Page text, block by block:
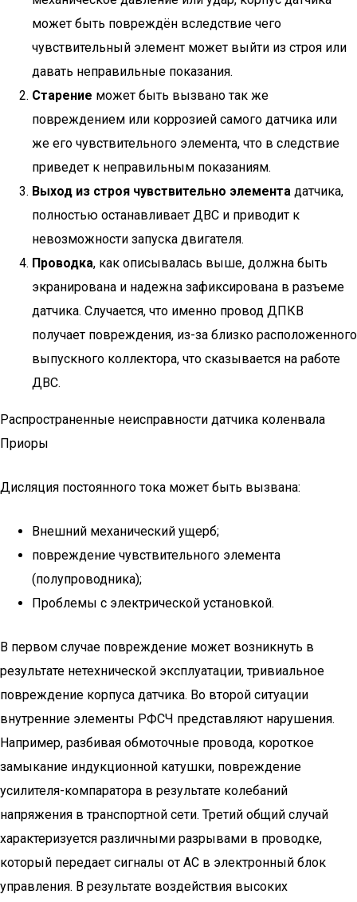
может быть повреждён вследствие чего
чувствительный элемент может выйти из строя или
давать неправильные показания.
Старение может быть вызвано так же
повреждением или коррозией самого датчика или
же его чувствительного элемента, что в следствие
приведет к неправильным показаниям.
Выход из строя чувствительно элемента датчика,
полностью останавливает ДВС и приводит к
невозможности запуска двигателя.
Проводка, как описывалась выше, должна быть
экранирована и надежна зафиксирована в разъеме
датчика. Случается, что именно провод ДПКВ
получает повреждения, из-за близко расположенного
выпускного коллектора, что сказывается на работе
ДВС.
Распространенные неисправности датчика коленвала
Приоры
Дисляция постоянного тока может быть вызвана:
Внешний механический ущерб;
повреждение чувствительного элемента
(полупроводника);
Проблемы с электрической установкой.
В первом случае повреждение может возникнуть в
результате нетехнической эксплуатации, тривиальное
повреждение корпуса датчика. Во второй ситуации
внутренние элементы РФСЧ представляют нарушения.
Например, разбивая обмоточные провода, короткое
замыкание индукционной катушки, повреждение
усилителя-компаратора в результате колебаний
напряжения в транспортной сети. Третий общий случай
характеризуется различными разрывами в проводке,
который передает сигналы от AC в электронный блок
управления. В результате воздействия высоких